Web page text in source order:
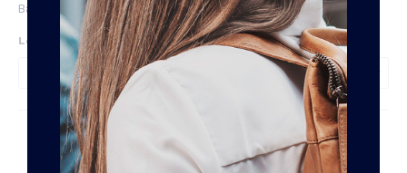
Basic line.
Lengte